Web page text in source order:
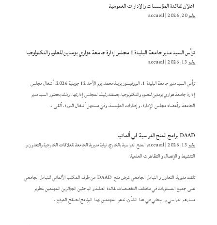
اعلان لفائدة المؤسسات والادارات العمومية
يوليو 20, 2026 |
accueil
ترأس السيد مدير جامعة البليدة 1 مجلس إدارة جامعة هواري بومدين للعلوم والتكنولوجيا
يوليو 13, 2026 |
accueil
ترأس السيد مدير جامعة البليدة 1، البروفيسور بزينة محمد، يوم الأحد 12 جويلية 2026، أشغال مجلس
إدارة جامعة هواري بومدين للعلوم والتكنولوجيا، بصفته رئيسًا لمجلس إدارتها، وذلك بحضور السيد مدير
الجامعة، وأعضاء مجلس الإدارة، وإطارات المؤسسة. وفي مستهل أشغال الدورة، ألقى...
DAAD برامج المنح الدراسية في ألمانيا
يوليو 13, 2026 |
accueil
,المنح الدراسية بالخارج,نيابة مديرية الجامعة للعلاقات الخارجية والتعاون و
التنشيط و الإتصال و التظاهرات العلمية
تلقت مديرية التعاون و التبادل الجامعي عرض منح DAAD من طرف المكتب الألماني للتبادل الجامعي
على جميع المستويات في مختلف التخصصات لفائدة الطلبة و الباحثين الجزائرين المهتمين بتطوير
مسارهم الدراسي و البحثي في هذا الشأن، ندعو المهتمين بهذا البرنامج لتصفح الموقع...